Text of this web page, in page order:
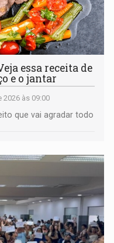
essa receita de
e o jantar
às 09:00
que vai agradar todo